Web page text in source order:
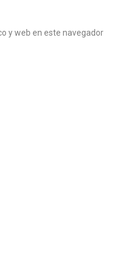
y web en este navegador